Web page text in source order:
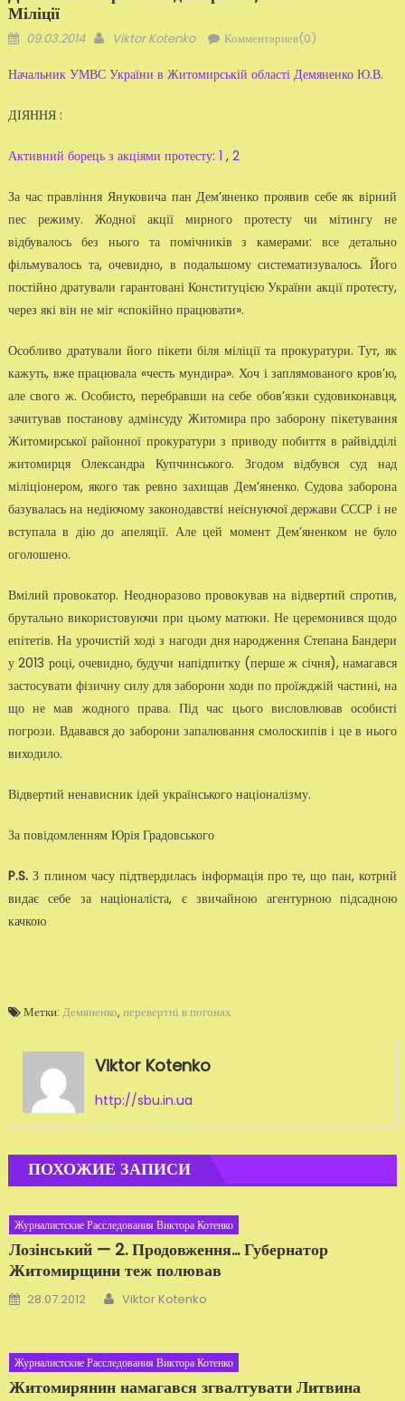
Міліції
Добавлено
09.03.2014 Автор
Viktor Kotenko Комментариев(0)
Начальник УМВС України в Житомирській області Демяненко Ю.В.
ДІЯННЯ :
Активний борець з акціями протесту: 1 , 2
За час правління Януковича пан Дем’яненко проявив себе як вірний
пес режиму. Жодної акції мирного протесту чи мітингу не
відбувалось без нього та помічників з камерами: все детально
фільмувалось та, очевидно, в подальшому систематизувалось. Його
постійно дратували гарантовані Конституцією України акції протесту,
через які він не міг «спокійно працювати».
Особливо дратували його пікети біля міліції та прокуратури. Тут, як
кажуть, вже працювала «честь мундира». Хоч і заплямованого кров’ю,
але свого ж. Особисто, перебравши на себе обов’язки судовиконавця,
зачитував постанову адмінсуду Житомира про заборону пікетування
Житомирської районної прокуратури з приводу побиття в райвідділі
житомирця Олександра Купчинського. Згодом відбувся суд над
міліціонером, якого так ревно захищав Дем’яненко. Судова заборона
базувалась на недіючому законодавстві неіснуючої держави СССР і не
вступала в дію до апеляції. Але цей момент Дем’яненком не було
оголошено.
Вмілий провокатор. Неодноразово провокував на відвертий спротив,
брутально використовуючи при цьому матюки. Не церемонився щодо
епітетів. На урочистій ході з нагоди дня народження Степана Бандери
у 2013 році, очевидно, будучи напідпитку (перше ж січня), намагався
застосувати фізичну силу для заборони ходи по проїжджій частині, на
що не мав жодного права. Під час цього висловлював особисті
погрози. Вдавався до заборони запалювання смолоскипів і це в нього
виходило.
Відвертий ненависник ідей українського націоналізму.
За повідомленням Юрія Градовського
P.S.З плином часу підтвердилась інформація про те, що пан, котрий
видає себе за націоналіста, є звичайною агентурною підсадною
качкою
Метки: Демяненко, перевертні в погонах
Viktor Kotenko
http://sbu.in.ua
ПОХОЖИЕ ЗАПИСИ
Журналистские Расследования Виктора Котенко
Лозінський — 2. Продовження... Губернатор
Житомирщини теж полював
Добавлено
28.07.2012 Автор
Viktor Kotenko
Журналистские Расследования Виктора Котенко
Житомирянин намагався згвалтувати Литвина